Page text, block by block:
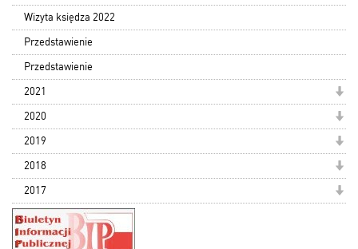
Wizyta księdza 2022
Przedstawienie
Przedstawienie
2021
2020
2019
2018
2017